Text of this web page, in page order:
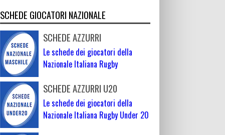
SCHEDE GIOCATORI NAZIONALE
SCHEDE AZZURRI
Le schede dei giocatori della
Nazionale Italiana Rugby
SCHEDE AZZURRI U20
Le schede dei giocatori della
Nazionale Italiana Rugby Under 20